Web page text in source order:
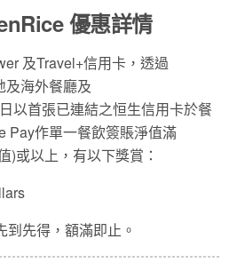
優惠詳情
及Travel+信用卡，透過
及海外餐廳及
以首張已連結之恒生信用卡於餐
Pay作單一餐飲簽賬淨值滿
)或以上，有以下獎賞：
先得，額滿即止。